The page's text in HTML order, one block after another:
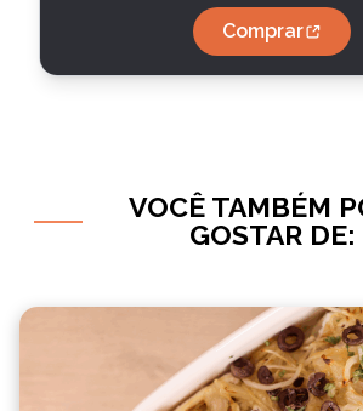
Comprar
VOCÊ TAMBÉM
GOSTAR DE: